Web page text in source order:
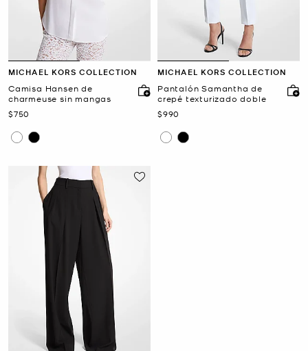
MICHAEL KORS COLLECTION
Camisa Hansen de
charmeuse sin mangas
Ahora
$750
MICHAEL KORS COLLECTION
Pantalón Samantha de
crepé texturizado doble
Ahora
$990